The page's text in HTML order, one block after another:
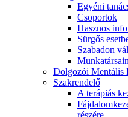
Egyéni
Csoportok
Hasznos
Sürgős
Szabadon
Dolgozói Mentális
Szakrendelő
A terápiás
részére